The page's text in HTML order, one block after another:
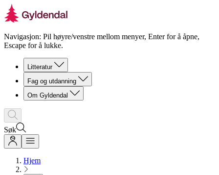
Navigasjon: Pil høyre/venstre mellom menyer, Enter for å åpne,
Escape for å lukke.
Litteratur
Fag og utdanning
Om Gyldendal
Søk
Hjem